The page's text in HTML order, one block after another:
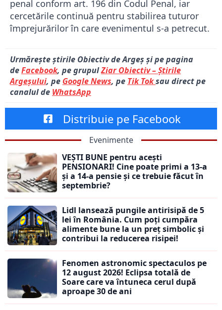
penal conform art. 196 din Codul Penal, iar
cercetările continuă pentru stabilirea tuturor
împrejurărilor în care evenimentul s-a petrecut.
Urmărește știrile Obiectiv de Argeș și pe pagina
deFacebook, pe grupulZiar Obiectiv – Știrile
Argeșului, pe Google News, pe Tik Toksau direct pe
canalul de WhatsApp
Distribuie pe Facebook
Evenimente
VEȘTI BUNE pentru acești
PENSIONARI! Cine poate primi a 13-a
și a 14-a pensie și ce trebuie făcut în
septembrie?
Lidl lansează pungile antirisipă de 5
lei în România. Cum poți cumpăra
alimente bune la un preț simbolic și
contribui la reducerea risipei!
Fenomen astronomic spectaculos pe
12 august 2026! Eclipsa totală de
Soare care va întuneca cerul după
aproape 30 de ani